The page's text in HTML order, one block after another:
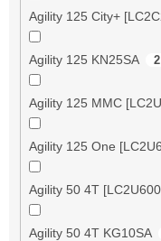
Agility 125 City+
Agility 125 KN25SA 2
Agility 125 MMC
Agility 125 One
Agility 50 4T
Agility 50 4T KG10SA